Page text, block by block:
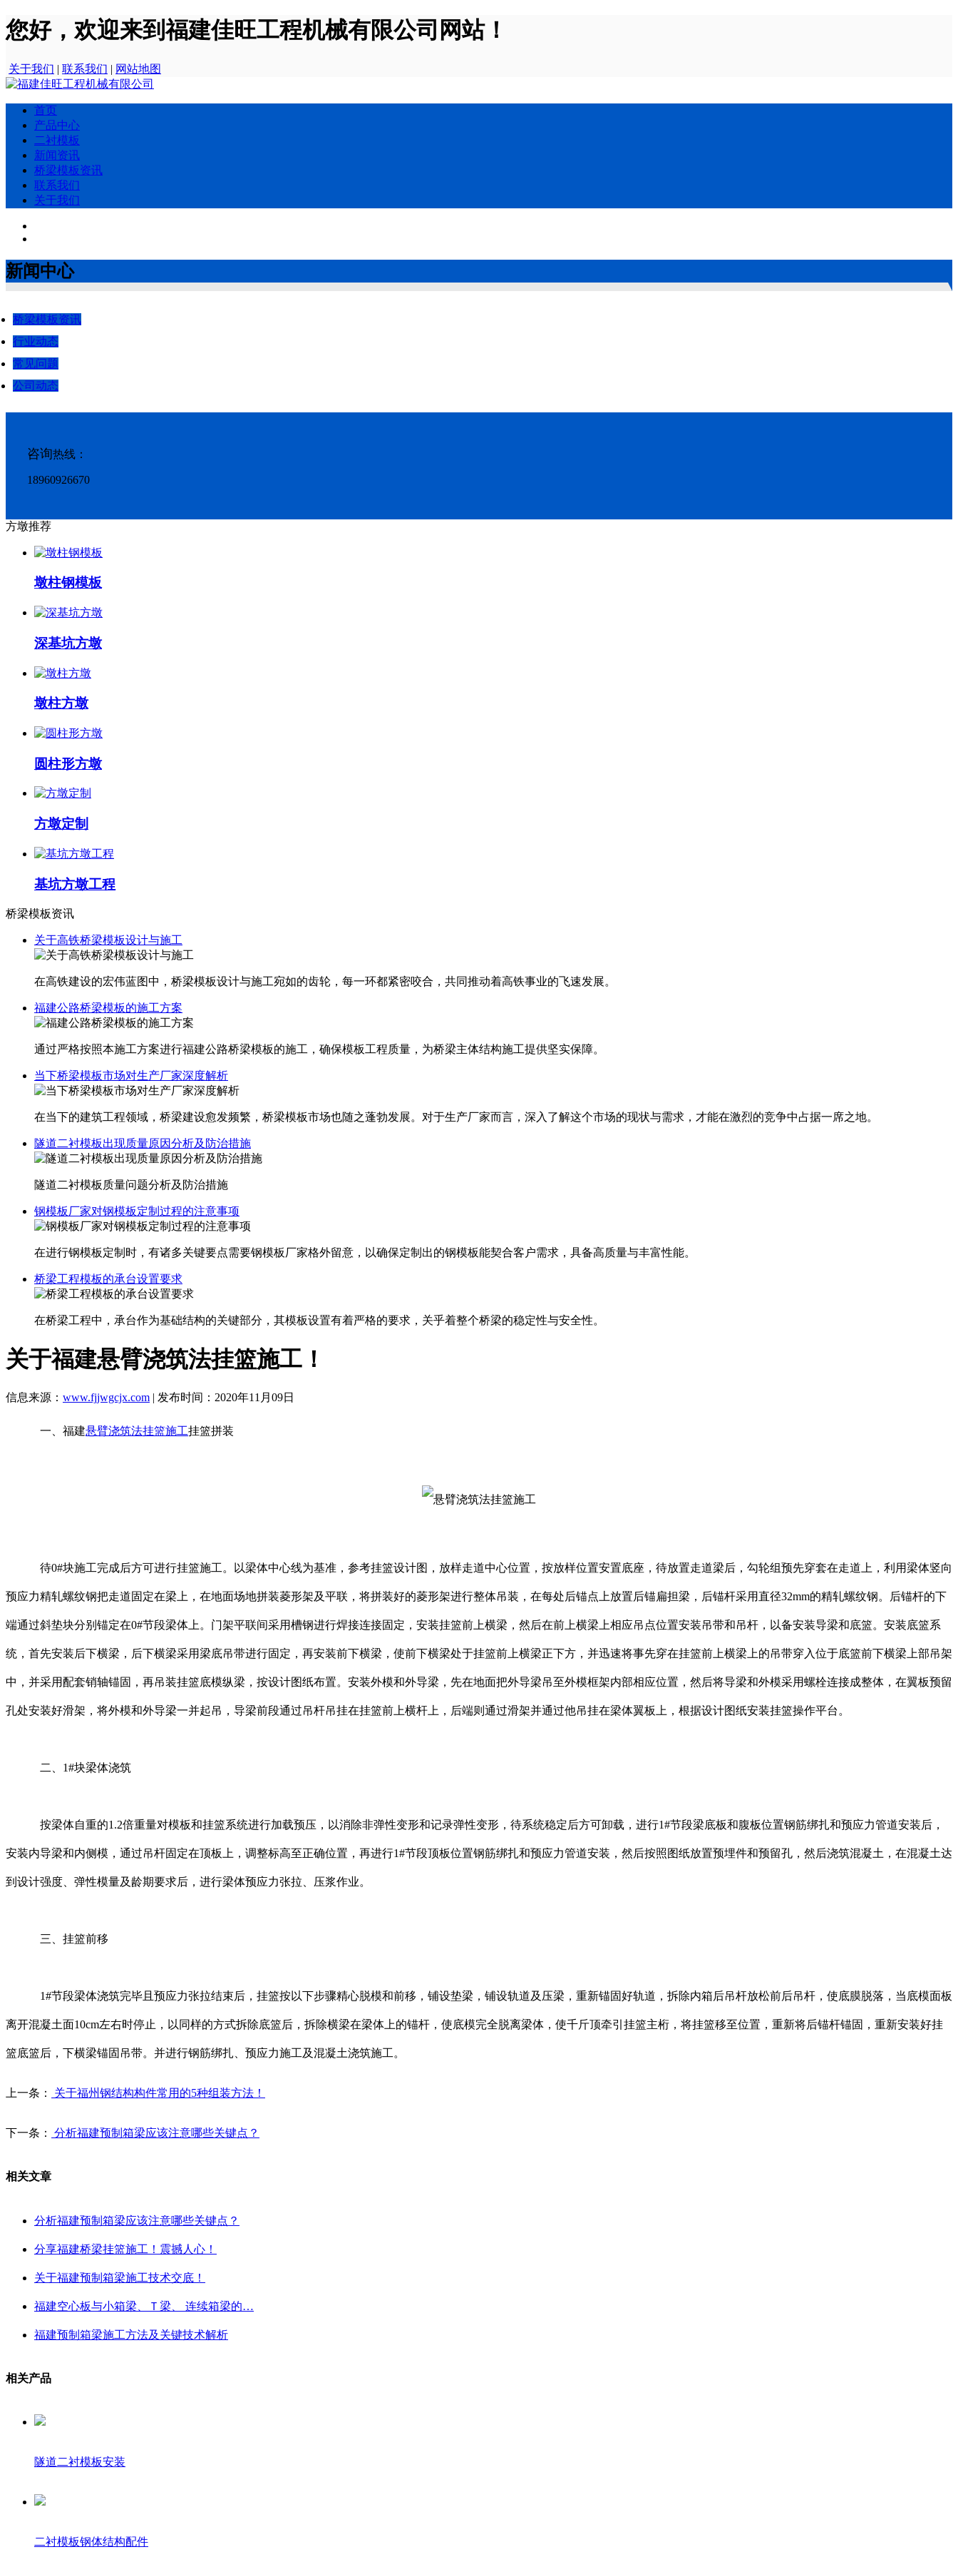
您好，欢迎来到福建佳旺工程机械有限公司网站！
关于我们 | 联系我们 | 网站地图
首页
产品中心
二衬模板
新闻资讯
桥梁模板资讯
联系我们
关于我们
新闻中心
桥梁模板资讯
行业动态
常见问题
公司动态
咨询热线：
18960926670
方墩推荐
墩柱钢模板
深基坑方墩
墩柱方墩
圆柱形方墩
方墩定制
基坑方墩工程
桥梁模板资讯
关于高铁桥梁模板设计与施工
在高铁建设的宏伟蓝图中，桥梁模板设计与施工宛如的齿轮，每一环都紧密咬合，共同推动着高铁事业的飞速发展。
福建公路桥梁模板的施工方案
通过严格按照本施工方案进行福建​公路桥梁模板的施工，确保模板工程质量，为桥梁主体结构施工提供坚实保障。
当下桥梁模板市场对生产厂家深度解析
在当下的建筑工程领域，桥梁建设愈发频繁，桥梁模板市场也随之蓬勃发展。对于生产厂家而言，深入了解这个市场的现状与需求，才能在激烈的竞争中占据一席之地。
隧道二衬模板出现质量原因分析及防治措施
隧道二衬模板质量问题分析及防治措施
钢模板厂家对钢模板定制过程的注意事项
在进行钢模板定制时，有诸多关键要点需要钢模板厂家格外留意，以确保定制出的钢模板能契合客户需求，具备高质量与丰富性能。
桥梁工程模板的承台设置要求
在桥梁工程中，承台作为基础结构的关键部分，其模板设置有着严格的要求，关乎着整个桥梁的稳定性与安全性。
关于福建悬臂浇筑法挂篮施工！
信息来源： www.fjjwgcjx.com | 发布时间：2020年11月09日
一、福建悬臂浇筑法挂篮施工挂篮拼装
待0#块施工完成后方可进行挂篮施工。以梁体中心线为基准，参考挂篮设计图，放样走道中心位置，按放样位置安置底座，待放置走道梁后，勾轮组预先穿套在走道上，利用梁体竖向
预应力精轧螺纹钢把走道固定在梁上，在地面场地拼装菱形架及平联，将拼装好的菱形架进行整体吊装，在每处后锚点上放置后锚扁担梁，后锚杆采用直径32mm的精轧螺纹钢。后锚杆的下
端通过斜垫块分别锚定在0#节段梁体上。门架平联间采用槽钢进行焊接连接固定，安装挂篮前上横梁，然后在前上横梁上相应吊点位置安装吊带和吊杆，以备安装导梁和底篮。安装底篮系
统，首先安装后下横梁，后下横梁采用梁底吊带进行固定，再安装前下横梁，使前下横梁处于挂篮前上横梁正下方，并迅速将事先穿在挂篮前上横梁上的吊带穿入位于底篮前下横梁上部吊架
中，并采用配套销轴锚固，再吊装挂篮底模纵梁，按设计图纸布置。安装外模和外导梁，先在地面把外导梁吊至外模框架内部相应位置，然后将导梁和外模采用螺栓连接成整体，在翼板预留
孔处安装好滑架，将外模和外导梁一并起吊，导梁前段通过吊杆吊挂在挂篮前上横杆上，后端则通过滑架并通过他吊挂在梁体翼板上，根据设计图纸安装挂篮操作平台。
二、1#块梁体浇筑
按梁体自重的1.2倍重量对模板和挂篮系统进行加载预压，以消除非弹性变形和记录弹性变形，待系统稳定后方可卸载，进行1#节段梁底板和腹板位置钢筋绑扎和预应力管道安装后，
安装内导梁和内侧模，通过吊杆固定在顶板上，调整标高至正确位置，再进行1#节段顶板位置钢筋绑扎和预应力管道安装，然后按照图纸放置预埋件和预留孔，然后浇筑混凝土，在混凝土达
到设计强度、弹性模量及龄期要求后，进行梁体预应力张拉、压浆作业。
三、挂篮前移
1#节段梁体浇筑完毕且预应力张拉结束后，挂篮按以下步骤精心脱模和前移，铺设垫梁，铺设轨道及压梁，重新锚固好轨道，拆除内箱后吊杆放松前后吊杆，使底膜脱落，当底模面板
离开混凝土面10cm左右时停止，以同样的方式拆除底篮后，拆除横梁在梁体上的锚杆，使底模完全脱离梁体，使千斤顶牵引挂篮主桁，将挂篮移至位置，重新将后锚杆锚固，重新安装好挂
篮底篮后，下横梁锚固吊带。并进行钢筋绑扎、预应力施工及混凝土浇筑施工。
上一条： 关于福州钢结构构件常用的5种组装方法！
下一条： 分析福建预制箱梁应该注意哪些关键点？
相关文章
分析福建预制箱梁应该注意哪些关键点？
分享福建桥梁挂篮施工！震撼人心！
关于福建预制箱梁施工技术交底！
福建空心板与小箱梁、Ｔ梁、 连续箱梁的…
福建预制箱梁施工方法及关键技术解析
相关产品
隧道二衬模板安装
二衬模板钢体结构配件